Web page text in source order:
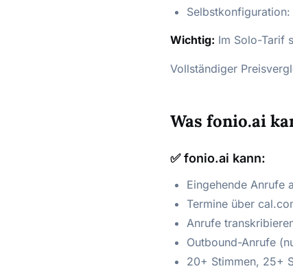
Wichtig: Im Solo-Tarif
Vollständiger
Was fonio.ai
✅ fonio.ai kann:
Eingehende Anrufe
Termine über
Anrufe
Outbound-Anrufe
20+ Stimmen, 25+